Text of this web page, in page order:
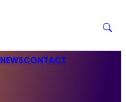
NEWSCONTACT